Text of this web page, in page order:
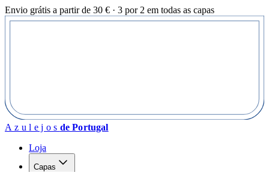
Envio grátis a partir de 30 € · 3 por 2 em todas as capas
Azulejos de Portugal
Loja
Capas